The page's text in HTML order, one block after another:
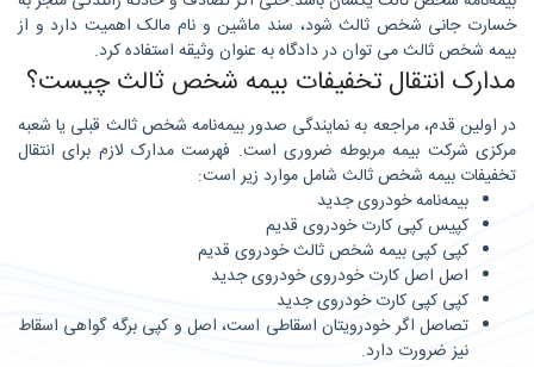
خسارت جانی شخص ثالث شود، سند ماشین و نام مالک اهمیت دارد و از
بیمه شخص ثالث می توان در دادگاه به عنوان وثیقه استفاده کرد.
مدارک انتقال تخفیفات بیمه شخص ثالث چیست؟
در اولین قدم، مراجعه به نمایندگی صدور بیمه‌نامه شخص ثالث قبلی یا شعبه
مرکزی شرکت بیمه مربوطه ضروری است. فهرست مدارک لازم برای انتقال
تخفیفات بیمه شخص ثالث شامل موارد زیر است:
بیمه‌نامه خودروی جدید
کپیس کپی کارت خودروی قدیم
کپی کپی بیمه شخص ثالث خودروی قدیم
اصل اصل کارت خودروی خودروی جدید
کپی کپی کارت خودروی جدید
تصاصل اگر خودرویتان اسقاطی است، اصل و کپی برگه گواهی اسقاط
نیز ضرورت دارد.